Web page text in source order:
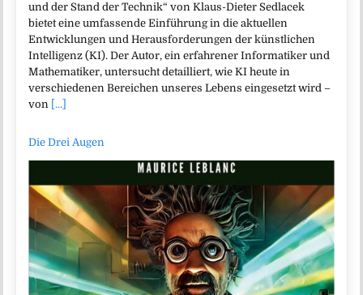
und der Stand der Technik“ von Klaus-Dieter Sedlacek
bietet eine umfassende Einführung in die aktuellen
Entwicklungen und Herausforderungen der künstlichen
Intelligenz (KI). Der Autor, ein erfahrener Informatiker und
Mathematiker, untersucht detailliert, wie KI heute in
verschiedenen Bereichen unseres Lebens eingesetzt wird –
von [...]
Die Drei Augen